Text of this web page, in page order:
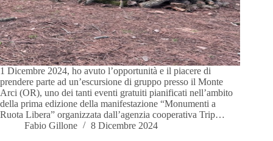
1 Dicembre 2024, ho avuto l’opportunità e il piacere di
prendere parte ad un’escursione di gruppo presso il Monte
Arci (OR), uno dei tanti eventi gratuiti pianificati nell’ambito
della prima edizione della manifestazione “Monumenti a
Ruota Libera” organizzata dall’agenzia cooperativa Trip…
Fabio Gillone
8 Dicembre 2024